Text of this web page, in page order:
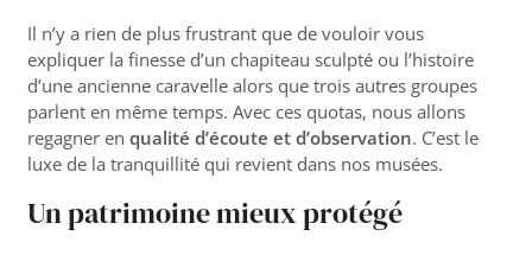
Il n’y a rien de plus frustrant que de vouloir vous
expliquer la finesse d’un chapiteau sculpté ou l’histoire
d’une ancienne caravelle alors que trois autres groupes
parlent en même temps. Avec ces quotas, nous allons
regagner enqualité d’écoute et d’observation. C’est le
luxe de la tranquillité qui revient dans nos musées.
Un patrimoine mieux protégé